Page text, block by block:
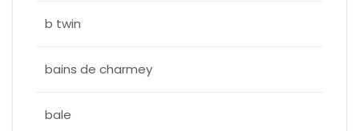
b twin
bains de charmey
bale